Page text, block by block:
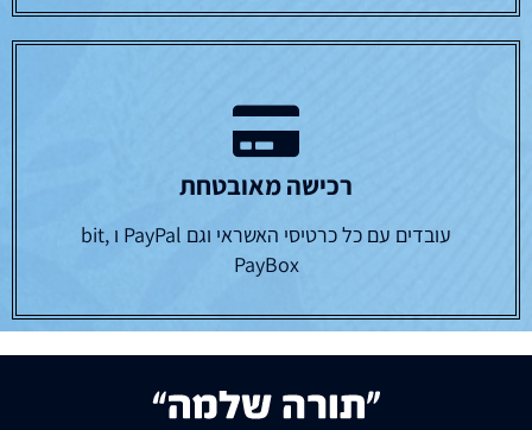
רכישה מאובטחת
עובדים עם כל כרטיסי האשראי וגם PayPal ו bit,
PayBox